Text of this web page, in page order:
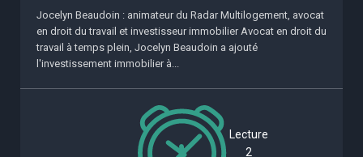
Jocelyn Beaudoin : animateur du Radar Multilogement, avocat
en droit du travail et investisseur immobilier Avocat en droit du
travail à temps plein, Jocelyn Beaudoin a ajouté
l'investissement immobilier à...
Lecture
2